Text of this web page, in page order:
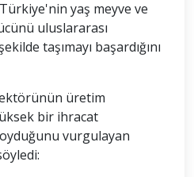
yaş meyve ve
uluslararası
taşımayı başardığını
üretim
bir ihracat
vurgulayan